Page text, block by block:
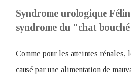
Syndrome urologique
syndrome du "chat
Comme pour les atteintes rénales,
causé par une alimentation de